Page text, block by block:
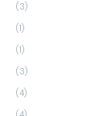
(3)
(1)
(1)
(3)
(4)